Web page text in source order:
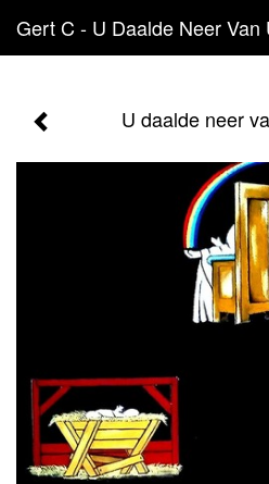
U daalde neer